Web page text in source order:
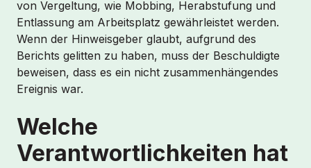
von Vergeltung, wie Mobbing, Herabstufung und
Entlassung am Arbeitsplatz gewährleistet werden.
Wenn der Hinweisgeber glaubt, aufgrund des
Berichts gelitten zu haben, muss der Beschuldigte
beweisen, dass es ein nicht zusammenhängendes
Ereignis war.
Welche
Verantwortlichkeiten hat